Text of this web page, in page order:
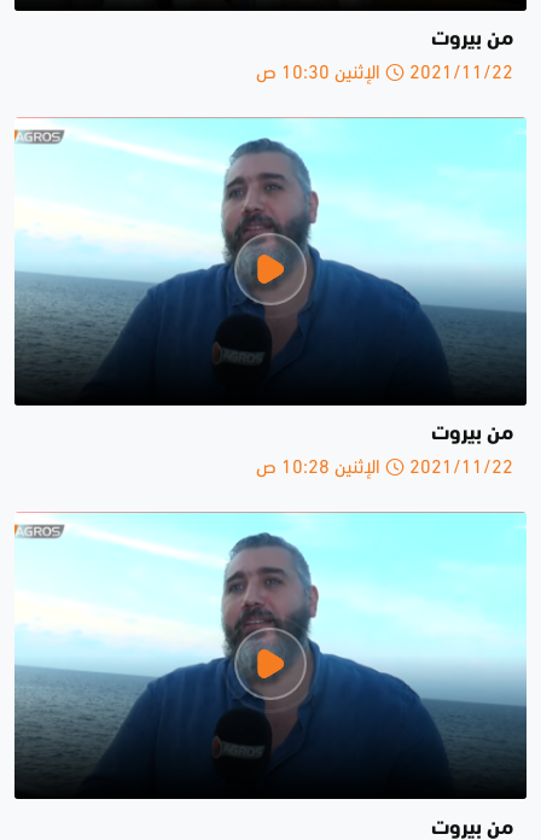
من بيروت
2021/11/22 الإثنين 10:30 ص
من بيروت
2021/11/22 الإثنين 10:28 ص
من بيروت